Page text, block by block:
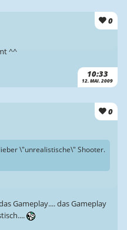
0
10:33
12. MAI. 2009
^^
0
\"unrealistische\" Shooter.
Gameplay.... das Gameplay